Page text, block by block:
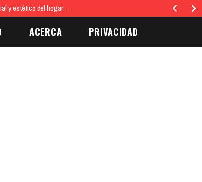
de Madrid El Teatro Calderón se ha convertido en el
ACERCA PRIVACIDAD